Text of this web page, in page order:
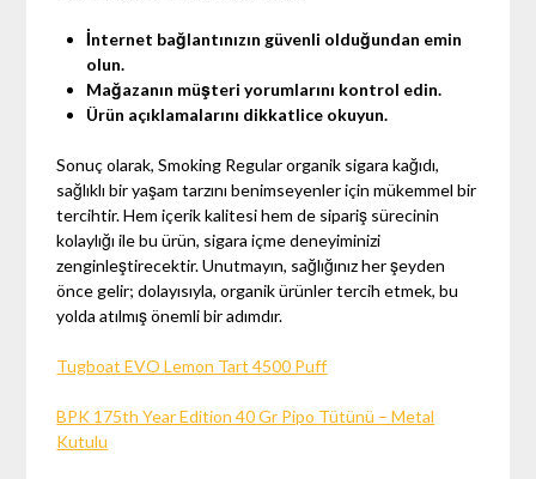
İnternet bağlantınızın güvenli olduğundan emin
olun.
Mağazanın müşteri yorumlarını kontrol edin.
Ürün açıklamalarını dikkatlice okuyun.
Sonuç olarak, Smoking Regular organik sigara kağıdı,
sağlıklı bir yaşam tarzını benimseyenler için mükemmel bir
tercihtir. Hem içerik kalitesi hem de sipariş sürecinin
kolaylığı ile bu ürün, sigara içme deneyiminizi
zenginleştirecektir. Unutmayın, sağlığınız her şeyden
önce gelir; dolayısıyla, organik ürünler tercih etmek, bu
yolda atılmış önemli bir adımdır.
Tugboat EVO Lemon Tart 4500 Puff
BPK 175th Year Edition 40 Gr Pipo Tütünü – Metal
Kutulu